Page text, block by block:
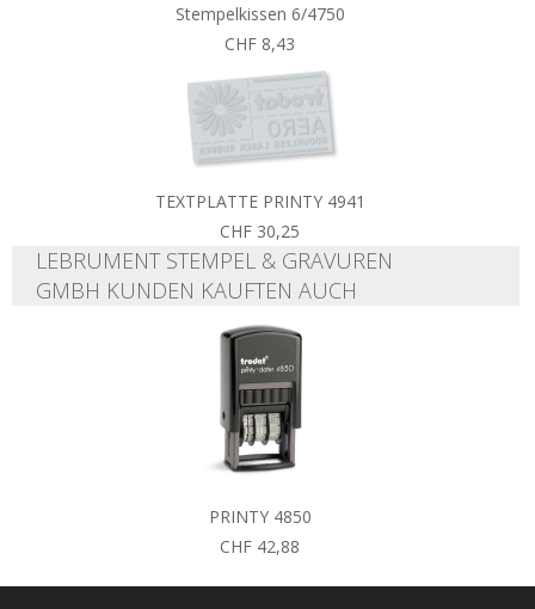
Stempelkissen 6/4750
CHF 8,43
TEXTPLATTE PRINTY 4941
CHF 30,25
LEBRUMENT STEMPEL & GRAVUREN
GMBH KUNDEN KAUFTEN AUCH
PRINTY 4850
CHF 42,88